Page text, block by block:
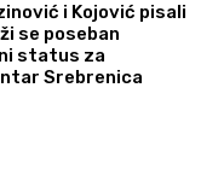
i Kojović pisali
se poseban
status za
Srebrenica